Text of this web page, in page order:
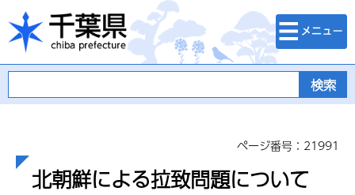
千葉県
検索・メニュ
ー
ページ番号：21991
北朝鮮による拉致問題について